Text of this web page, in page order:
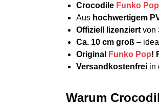
Crocodile Funko Pop
Aus hochwertigem
Offiziell lizenziertvon
Ca. 10 cm groß–
Original
Funko Pop!
Versandkostenfreiin
Warum